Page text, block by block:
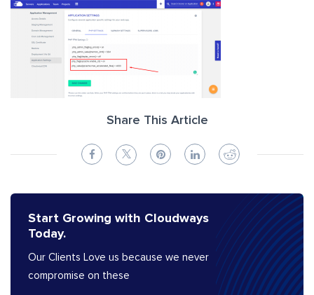
Share This Article
Start Growing with Cloudways
Today.
Our Clients Love us because we never
compromise on these